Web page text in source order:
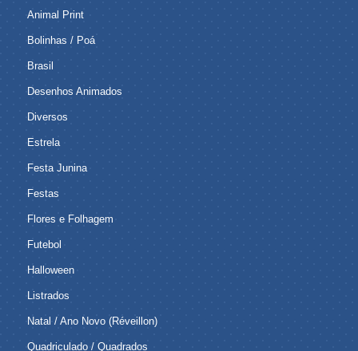
Animal Print
Bolinhas / Poá
Brasil
Desenhos Animados
Diversos
Estrela
Festa Junina
Festas
Flores e Folhagem
Futebol
Halloween
Listrados
Natal / Ano Novo (Réveillon)
Quadriculado / Quadrados